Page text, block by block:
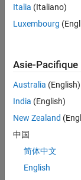
traduites.
Effectuez
lieu
pour
l’ensemble
des
opportunités
votre
région.
Italia (Italiano)
Luxembourg
Asie-Pacifique
Australia (English)
India (English)
New Zealand
中国
简体中文
English